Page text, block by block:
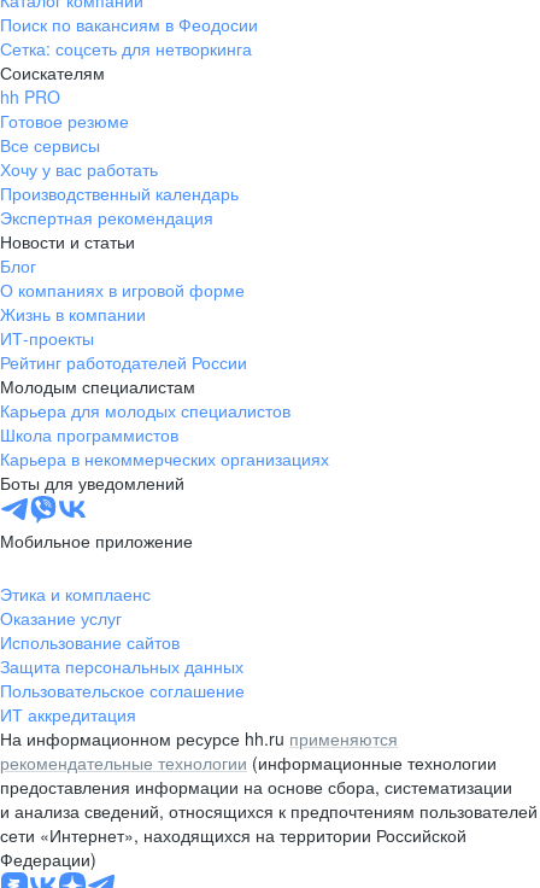
Поиск по вакансиям в Феодосии
Сетка: соцсеть для нетворкинга
Соискателям
hh PRO
Готовое резюме
Все сервисы
Хочу у вас работать
Производственный календарь
Экспертная рекомендация
Новости и статьи
Блог
О компаниях в игровой форме
Жизнь в компании
ИТ-проекты
Рейтинг работодателей России
Молодым специалистам
Карьера для молодых специалистов
Школа программистов
Карьера в некоммерческих организациях
Боты для уведомлений
Мобильное приложение
Этика и комплаенс
Оказание услуг
Использование сайтов
Защита персональных данных
Пользовательское соглашение
ИТ аккредитация
На информационном ресурсе hh.ru применяются
рекомендательные технологии (информационные технологии
предоставления информации на основе сбора, систематизации
и анализа сведений, относящихся к предпочтениям пользователей
сети «Интернет», находящихся на территории Российской
Федерации)